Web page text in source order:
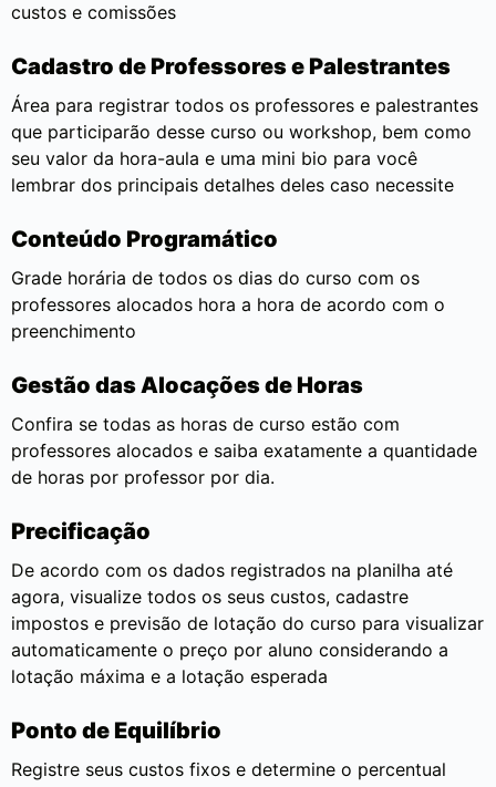
custos e comissões
Cadastro de Professores e Palestrantes
Área para registrar todos os professores e palestrantes
que participarão desse curso ou workshop, bem como
seu valor da hora-aula e uma mini bio para você
lembrar dos principais detalhes deles caso necessite
Conteúdo Programático
Grade horária de todos os dias do curso com os
professores alocados hora a hora de acordo com o
preenchimento
Gestão das Alocações de Horas
Confira se todas as horas de curso estão com
professores alocados e saiba exatamente a quantidade
de horas por professor por dia.
Precificação
De acordo com os dados registrados na planilha até
agora, visualize todos os seus custos, cadastre
impostos e previsão de lotação do curso para visualizar
automaticamente o preço por aluno considerando a
lotação máxima e a lotação esperada
Ponto de Equilíbrio
Registre seus custos fixos e determine o percentual